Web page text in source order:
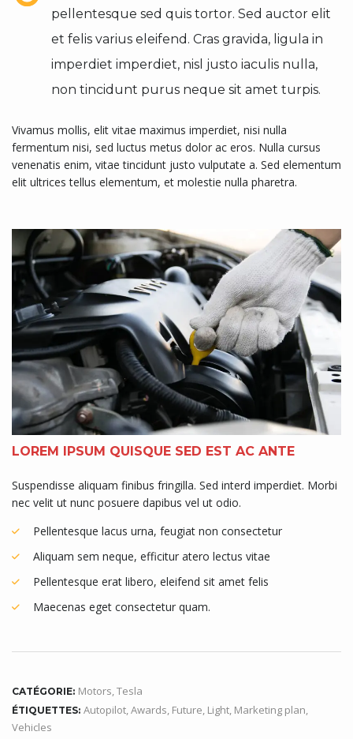
pellentesque sed quis tortor. Sed auctor elit
et felis varius eleifend. Cras gravida, ligula in
imperdiet imperdiet, nisl justo iaculis nulla,
non tincidunt purus neque sit amet turpis.
Vivamus mollis, elit vitae maximus imperdiet, nisi nulla
fermentum nisi, sed luctus metus dolor ac eros. Nulla cursus
venenatis enim, vitae tincidunt justo vulputate a. Sed elementum
elit ultrices tellus elementum, et molestie nulla pharetra.
LOREM IPSUM QUISQUE SED EST AC ANTE
Suspendisse aliquam finibus fringilla. Sed interd imperdiet. Morbi
nec velit ut nunc posuere dapibus vel ut odio.
Pellentesque lacus urna, feugiat non consectetur
Aliquam sem neque, efficitur atero lectus vitae
Pellentesque erat libero, eleifend sit amet felis
Maecenas eget consectetur quam.
CATÉGORIE: Motors Tesla
ÉTIQUETTES: Autopilot Awards Future Light Marketing plan
Vehicles